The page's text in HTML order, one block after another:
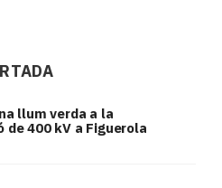
llum verda a la
de 400 kV a Figuerola